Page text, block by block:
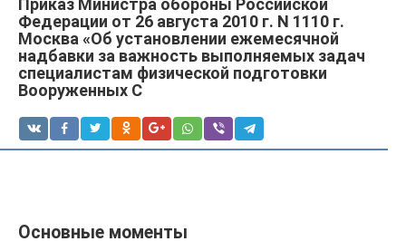
Приказ Министра обороны Российской
Федерации от 26 августа 2010 г. N 1110 г.
Москва «Об установлении ежемесячной
надбавки за важность выполняемых задач
специалистам физической подготовки
Вооруженных С
Основные моменты